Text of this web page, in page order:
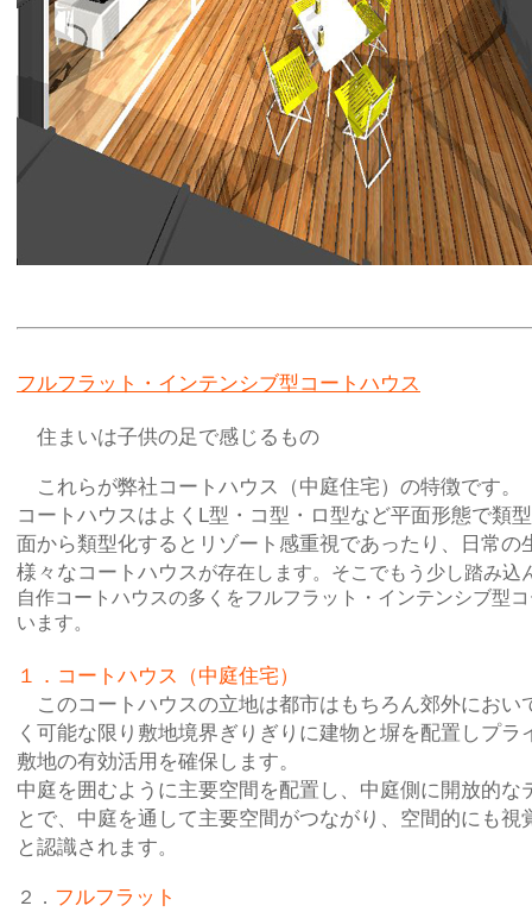
フルフラット・インテンシブ型コートハウス
住まいは子供の足で感じるもの
これらが弊社コートハウス（中庭住宅）の特徴です。
コートハウスはよくL型・コ型・ロ型など平面形態で類
面から類型化するとリゾート感重視であったり、日常の
様々なコートハウスが存在します。そこでもう少し踏み込
自作コートハウスの多くをフルフラット・インテンシブ型
います。
１．コートハウス（中庭住宅）
このコートハウスの立地は都市はもちろん郊外におい
く可能な限り敷地境界ぎりぎりに建物と塀を配置しプラ
敷地の有効活用を確保します。
中庭を囲むように主要空間を配置し、 中庭側に開放的な
とで、中庭を通して主要空間がつながり、空間的にも視
と認識されます。
２． フルフラット